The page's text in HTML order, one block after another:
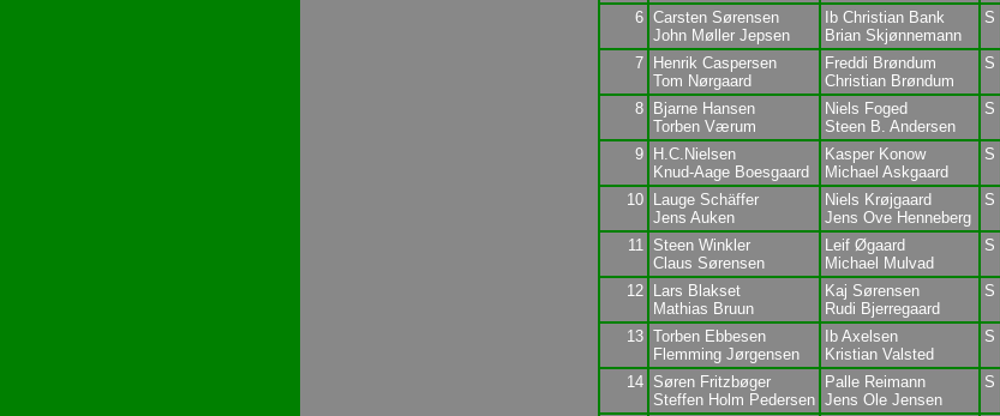
6 Carsten Sørensen
John Møller Jepsen
Ib Christian Bank
Brian Skjønnemann
S
7
Henrik Caspersen
Tom Nørgaard
Freddi Brøndum
Christian Brøndum
S
8
Bjarne Hansen
Torben Værum
Niels Foged
Steen B. Andersen
S
9
H.C.Nielsen
Knud-Aage Boesgaard
Kasper Konow
Michael Askgaard
S
10
Lauge Schäffer
Jens Auken
Niels Krøjgaard
Jens Ove Henneberg
S
11
Steen Winkler
Claus Sørensen
Leif Øgaard
Michael Mulvad
S
12
Lars Blakset
Mathias Bruun
Kaj Sørensen
Rudi Bjerregaard
S
13 Torben Ebbesen
Flemming Jørgensen
Ib Axelsen
Kristian Valsted
S
14
Søren Fritzbøger
Steffen Holm Pedersen
Palle Reimann
Jens Ole Jensen
S